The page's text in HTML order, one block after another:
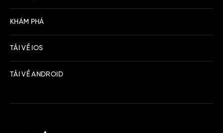
KHÁM PHÁ
TẢI VỀ IOS
TẢI VỀ ANDROID